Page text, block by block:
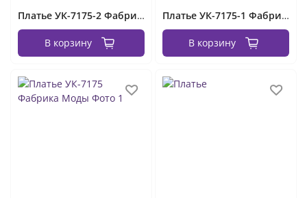
Платье УК-7175-2 Фабрика Моды
В корзину
Платье УК-7175-1 Фабрика Моды
В корзину